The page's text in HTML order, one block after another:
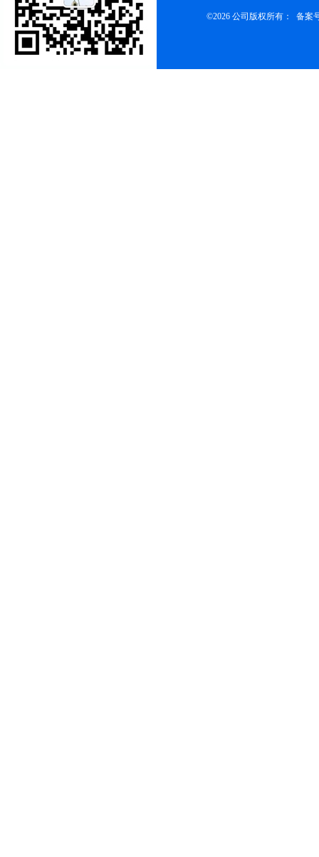
©2026 公司版权所有： 备案